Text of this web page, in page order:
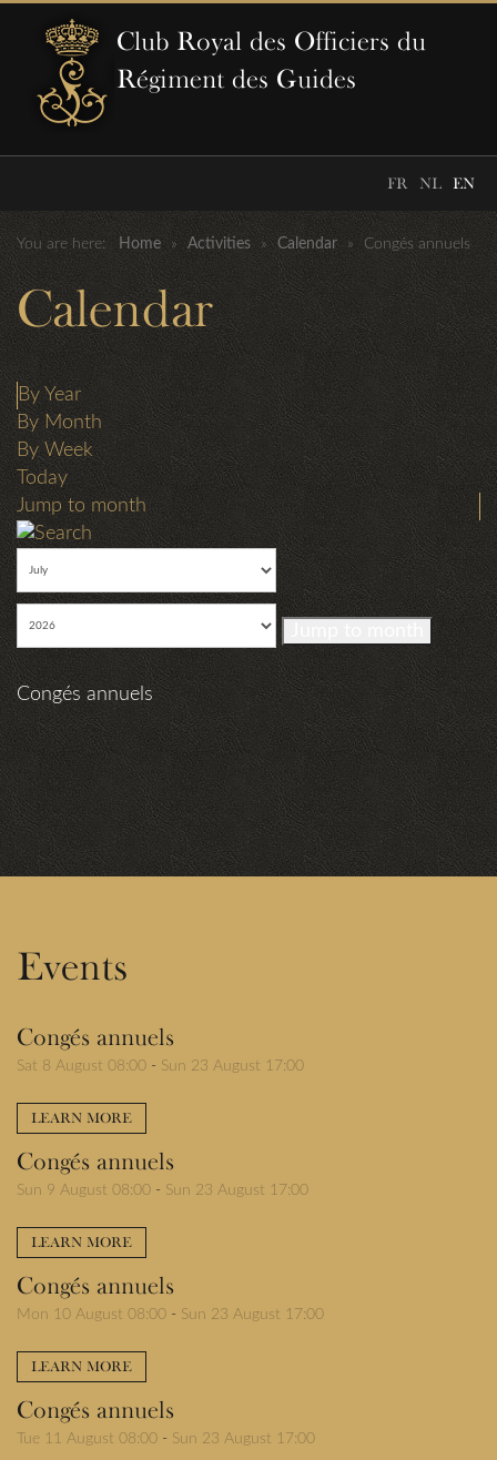
Club Royal des Officiers du
Régiment des Guides
FR NL EN
You are here: Home » Activities » Calendar » Congés annuels
Calendar
By Year
By Month
By Week
Today
Jump to month
Congés annuels
Events
Congés annuels
Sat 8 August 08:00 - Sun 23 August 17:00
LEARN MORE
Congés annuels
Sun 9 August 08:00 - Sun 23 August 17:00
LEARN MORE
Congés annuels
Mon 10 August 08:00 - Sun 23 August 17:00
LEARN MORE
Congés annuels
Tue 11 August 08:00 - Sun 23 August 17:00